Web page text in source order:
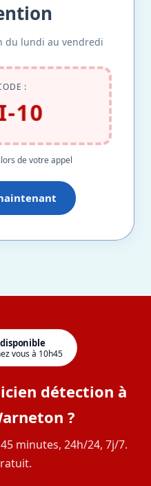
du lundi au vendredi
:
10
de votre appel
vous à 10h45
détection à
?
minutes, 24h/24, 7j/7.